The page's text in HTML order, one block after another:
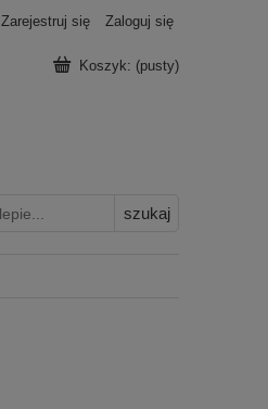
Zarejestruj się Zaloguj się
Koszyk: (pusty)
szukaj